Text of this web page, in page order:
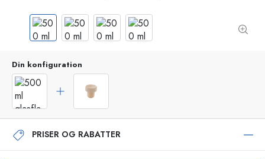
Din konfiguration
PRISER OG RABATTER